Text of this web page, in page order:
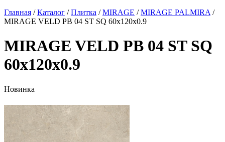
Главная /Каталог /Плитка /MIRAGE /MIRAGE PALMIRA /
MIRAGE VELD PB 04 ST SQ 60х120x0.9
MIRAGE VELD PB 04 ST SQ
60х120x0.9
Новинка